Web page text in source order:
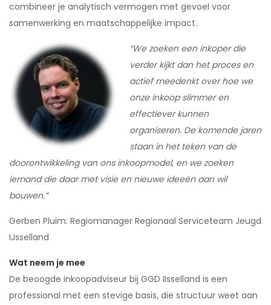
combineer je analytisch vermogen met gevoel voor
samenwerking en maatschappelijke impact.
“We zoeken een inkoper die
verder kijkt dan het proces en
actief meedenkt over hoe we
onze inkoop slimmer en
effectiever kunnen
organiseren. De komende jaren
staan in het teken van de
doorontwikkeling van ons inkoopmodel, en we zoeken
iemand die daar met visie en nieuwe ideeën aan wil
bouwen.”
Gerben Pluim: Regiomanager Regionaal Serviceteam Jeugd
IJsselland
Wat neem je mee
De beoogde inkoopadviseur bij GGD IIsselland is een
professional met een stevige basis, die structuur weet aan